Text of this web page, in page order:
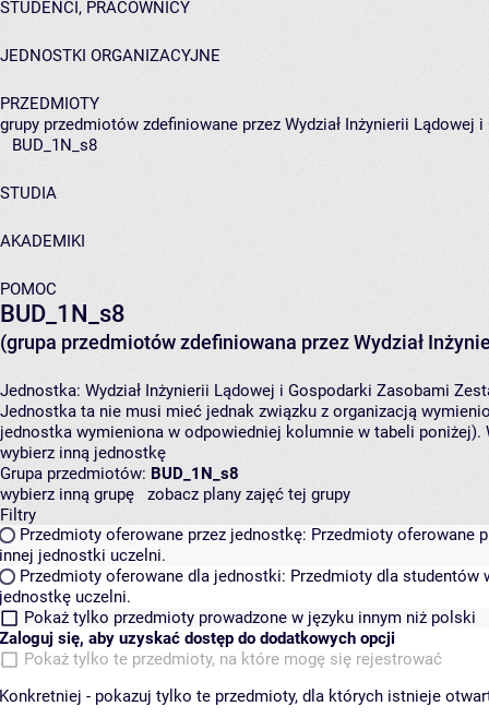
STUDENCI, PRACOWNICY
JEDNOSTKI ORGANIZACYJNE
PRZEDMIOTY
grupy przedmiotów zdefiniowane przez Wydział Inżynierii Lądowej
BUD_1N_s8
STUDIA
AKADEMIKI
POMOC
BUD_1N_s8
(grupa przedmiotów zdefiniowana przez Wydział
Jednostka: Wydział Inżynierii Lądowej i Gospodarki Zasobami
Jednostka ta nie musi mieć jednak związku z organizacją
jednostka wymieniona w odpowiedniej kolumnie w tabeli
wybierz inną jednostkę
Grupa przedmiotów: BUD_1N_s8
wybierz inną grupę
zobacz plany zajęć tej grupy
Filtry
Przedmioty oferowane przez jednostkę: Przedmioty oferowane
innej jednostki uczelni.
Przedmioty oferowane dla jednostki: Przedmioty dla studentów
jednostkę uczelni.
Pokaż tylko przedmioty prowadzone w języku innym niż polski
Zaloguj się, aby uzyskać dostęp do dodatkowych opcji
Pokaż tylko te przedmioty, na które mogę się rejestrować
Konkretniej - pokazuj tylko te przedmioty, dla których istnieje